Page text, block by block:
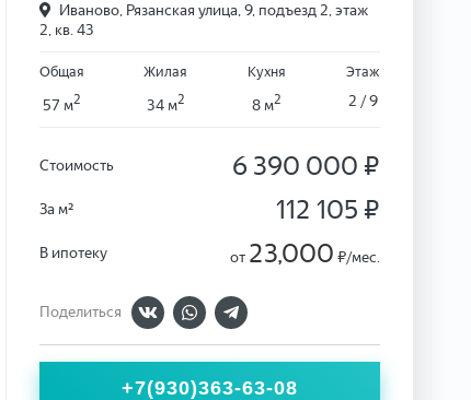
Иваново, Рязанская улица, 9, подъезд 2, этаж
2, кв. 43
Общая
57 м2
Жилая
34 м2
Кухня
8 м2
Этаж
2 / 9
Стоимость 6 390 000 ₽
За м² 112 105 ₽
В ипотеку от 23,000 ₽/мес.
Поделиться
+7(930)363-63-08